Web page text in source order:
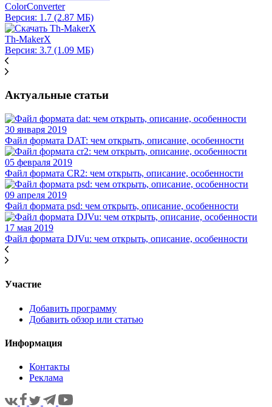
ColorConverter
Версия: 1.7 (2.87 МБ)
Th-MakerX
Версия: 3.7 (1.09 МБ)
Актуальные статьи
30 января 2019
Файл формата DAT: чем открыть, описание, особенности
05 февраля 2019
Файл формата CR2: чем открыть, описание, особенности
09 апреля 2019
Файл формата psd: чем открыть, описание, особенности
17 мая 2019
Файл формата DJVu: чем открыть, описание, особенности
Участие
Добавить программу
Добавить обзор или статью
Информация
Контакты
Реклама